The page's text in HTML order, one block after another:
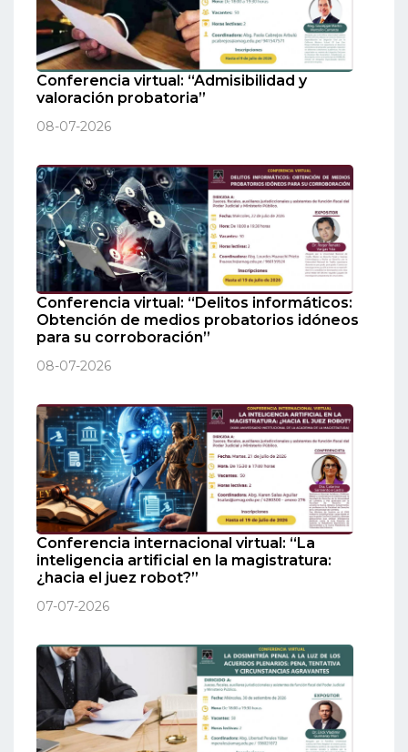
Conferencia virtual: “Admisibilidad y
valoración probatoria”
08-07-2026
Conferencia virtual: “Delitos informáticos:
Obtención de medios probatorios idóneos
para su corroboración”
08-07-2026
Conferencia internacional virtual: “La
inteligencia artificial en la magistratura:
¿hacia el juez robot?”
07-07-2026